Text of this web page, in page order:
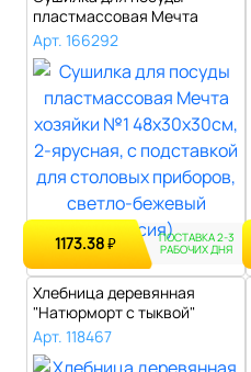
пластмассовая Мечта
хозяйки №1 48х30..
Арт. 166292
1173.38₽ ПОСТАВКА 2-3
РАБОЧИХ ДНЯ
Хлебница деревянная
"Натюрморт с тыквой"
38х28х17см (Ро..
Арт. 118467